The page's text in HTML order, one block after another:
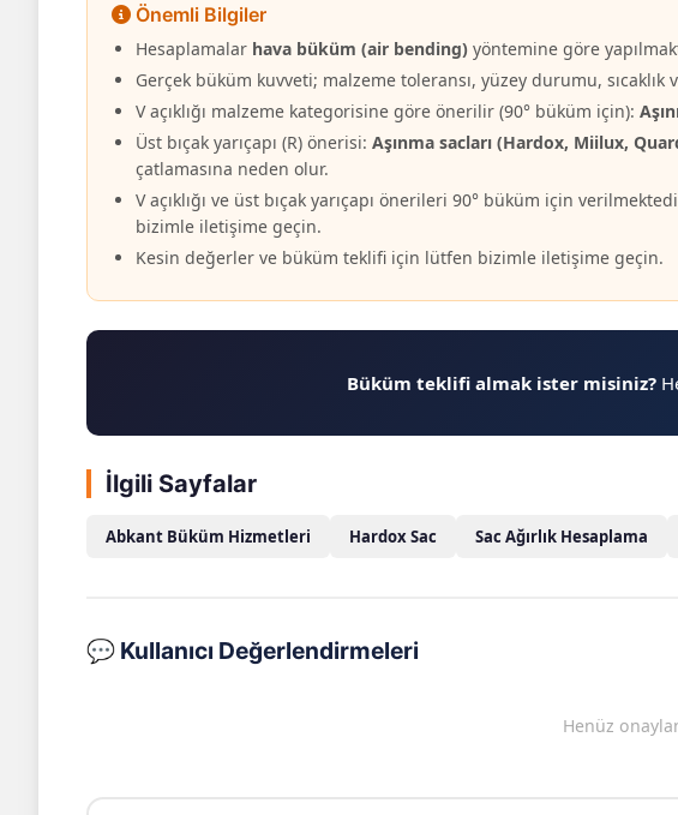
Önemli Bilgiler
Hesaplamalar hava büküm (air bending) yöntemine göre
Gerçek büküm kuvveti; malzeme toleransı, yüzey durumu,
V açıklığı malzeme kategorisine göre önerilir (90° büküm için):
Üst bıçak yarıçapı (R) önerisi: Aşınma sacları (Hardox, Miilux,
çatlamasına neden olur.
V açıklığı ve üst bıçak yarıçapı önerileri 90° büküm için
bizimle iletişime geçin.
Kesin değerler ve büküm teklifi için lütfen bizimle iletişime geçin.
Büküm teklifi almak ister misiniz?
İlgili Sayfalar
Abkant Büküm Hizmetleri Hardox Sac Sac Ağırlık Hesaplama
💬 Kullanıcı Değerlendirmeleri
Henüz